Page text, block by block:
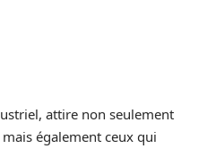
attire non seulement
également ceux qui